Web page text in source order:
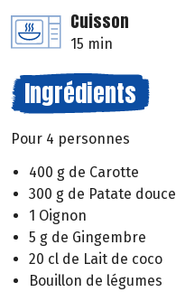
Cuisson
15 min
Ingrédients
Pour 4 personnes
400 g de Carotte
300 g de Patate douce
1 Oignon
5 g de Gingembre
20 cl de Lait de coco
Bouillon de légumes